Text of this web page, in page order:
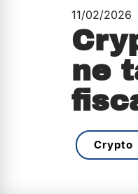
11/02/2026
ne
Crypto